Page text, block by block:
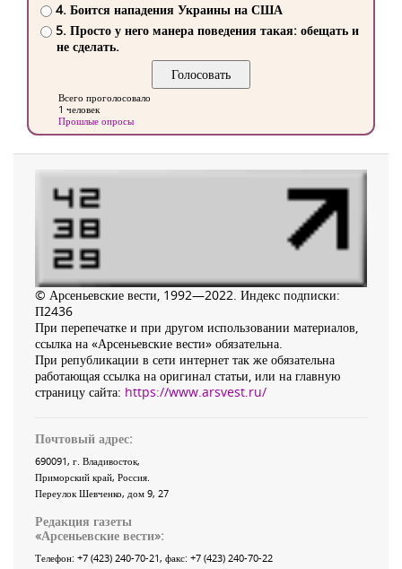
4. Боится нападения Украины на США
5. Просто у него манера поведения такая: обещать и
не сделать.
Всего проголосовало
1 человек
Прошлые опросы
© Арсеньевские вести, 1992—2022. Индекс подписки:
П2436
При перепечатке и при другом использовании материалов,
ссылка на «Арсеньевские вести» обязательна.
При републикации в сети интернет так же обязательна
работающая ссылка на оригинал статьи, или на главную
страницу сайта: https://www.arsvest.ru/
Почтовый адрес:
690091, г. Владивосток,
Приморский край, Россия
Переулок Шевченко, дом 9, 27
Редакция газеты
«Арсеньевские вести»:
Телефон: +7 (423) 240-70-21, факс: +7 (423) 240-70-22